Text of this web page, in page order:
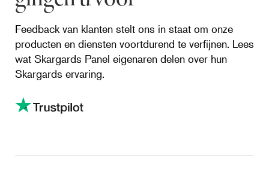
Feedback van klanten stelt ons in staat om onze
producten en diensten voortdurend te verfijnen. Lees
wat Skargards Panel eigenaren delen over hun
Skargards ervaring.